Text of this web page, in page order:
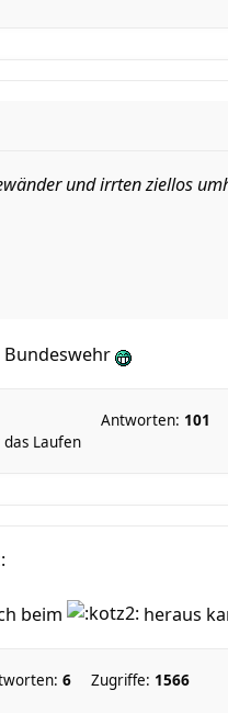
und irrten ziellos
Laufen
Antworten: 101
beim heraus
6 Zugriffe: 1566